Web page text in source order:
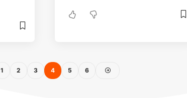
1 2 3 4 5 6